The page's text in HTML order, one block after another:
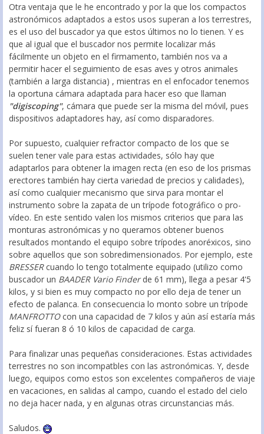
Otra ventaja que le he encontrado y por la que los compactos
astronómicos adaptados a estos usos superan a los terrestres,
es el uso del buscador ya que estos últimos no lo tienen. Y es
que al igual que el buscador nos permite localizar más
fácilmente un objeto en el firmamento, también nos va a
permitir hacer el seguimiento de esas aves y otros animales
(también a larga distancia) , mientras en el enfocador tenemos
la oportuna cámara adaptada para hacer eso que llaman
"digiscoping", cámara que puede ser la misma del móvil, pues
dispositivos adaptadores hay, así como disparadores.
Por supuesto, cualquier refractor compacto de los que se
suelen tener vale para estas actividades, sólo hay que
adaptarlos para obtener la imagen recta (en eso de los prismas
erectores también hay cierta variedad de precios y calidades),
así como cualquier mecanismo que sirva para montar el
instrumento sobre la zapata de un trípode fotográfico o pro-
vídeo. En este sentido valen los mismos criterios que para las
monturas astronómicas y no queramos obtener buenos
resultados montando el equipo sobre trípodes anoréxicos, sino
sobre aquellos que son sobredimensionados. Por ejemplo, este
BRESSERcuando lo tengo totalmente equipado (utilizo como
buscador un BAADER Vario Finderde 61 mm), llega a pesar 4'5
kilos, y si bien es muy compacto no por ello deja de tener un
efecto de palanca. En consecuencia lo monto sobre un trípode
MANFROTTOcon una capacidad de 7 kilos y aún así estaría más
feliz sí fueran 8 ó 10 kilos de capacidad de carga.
Para finalizar unas pequeñas consideraciones. Estas actividades
terrestres no son incompatbles con las astronómicas. Y, desde
luego, equipos como estos son excelentes compañeros de viaje
en vacaciones, en salidas al campo, cuando el estado del cielo
no deja hacer nada, y en algunas otras circunstancias más.
Saludos.